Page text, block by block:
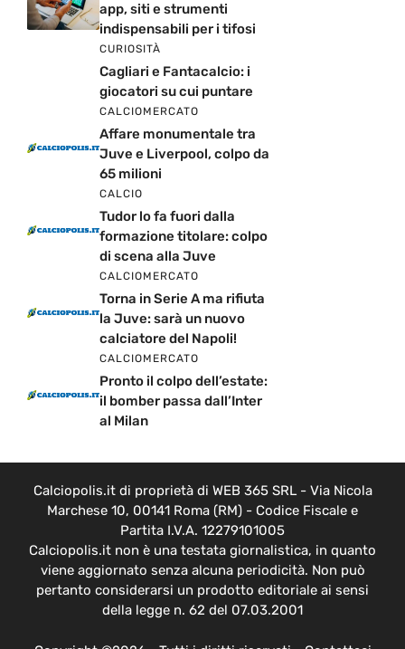
app, siti e strumenti
indispensabili per i tifosi
CURIOSITÀ
Cagliari e Fantacalcio: i
giocatori su cui puntare
CALCIOMERCATO
Affare monumentale tra
Juve e Liverpool, colpo da
65 milioni
CALCIO
Tudor lo fa fuori dalla
formazione titolare: colpo
di scena alla Juve
CALCIOMERCATO
Torna in Serie A ma rifiuta
la Juve: sarà un nuovo
calciatore del Napoli!
CALCIOMERCATO
Pronto il colpo dell’estate:
il bomber passa dall’Inter
al Milan
Calciopolis.it di proprietà di WEB 365 SRL - Via Nicola
Marchese 10, 00141 Roma (RM) - Codice Fiscale e
Partita I.V.A. 12279101005
Calciopolis.it non è una testata giornalistica, in quanto
viene aggiornato senza alcuna periodicità. Non può
pertanto considerarsi un prodotto editoriale ai sensi
della legge n. 62 del 07.03.2001